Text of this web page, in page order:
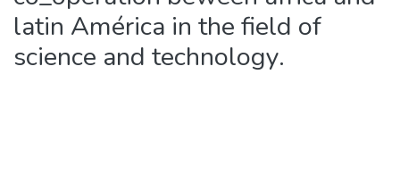
latin América in the field of
science and technology.